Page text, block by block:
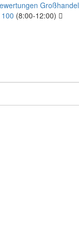
Großhandel
(8:00-12:00)